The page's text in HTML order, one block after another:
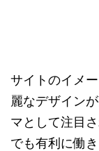
サイトのイメ
麗なデザイン
マとして注目
でも有利に働き